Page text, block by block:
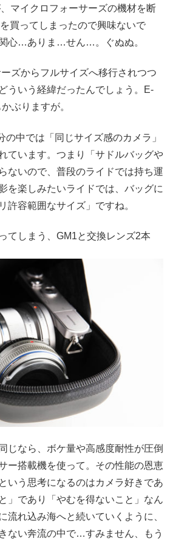
マイクロフォーサーズの機材を断
買ってしまったので興味ないで
心…ありま…せん…。ぐぬぬ。
ズからフルサイズへ移行されつつ
ういう経緯だったんでしょう。E-
ぶりますが。
の中では「同じサイズ感のカメラ」
ています。つまり「サドルバッグや
ないので、普段のライドでは持ち運
を楽しみたいライドでは、バッグに
許容範囲なサイズ」ですね。
てしまう、GM1と交換レンズ2本
じなら、ボケ量や高感度耐性が圧倒
ー搭載機を使って。その性能の恩恵
いう思考になるのはカメラ好きであ
」であり「やむを得ないこと」なん
流れ込み海へと続いていくように、
ない奔流の中で…すみません、もう